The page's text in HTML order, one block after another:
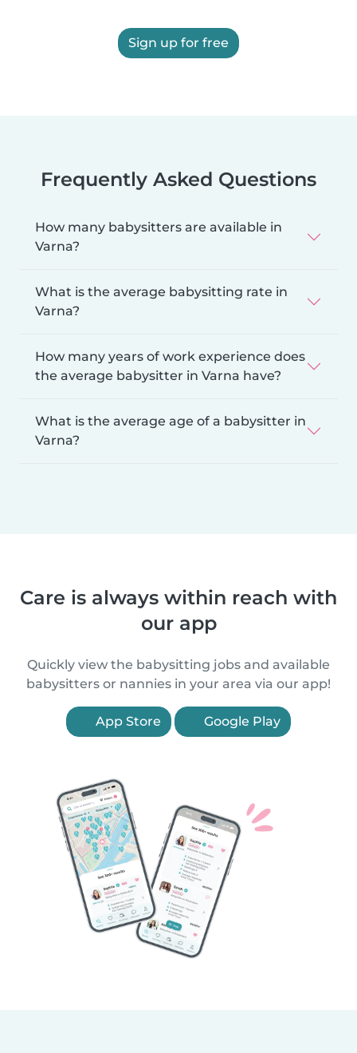
Sign up for free
Frequently Asked Questions
How many babysitters are available in
Varna?
What is the average babysitting rate in
Varna?
How many years of work experience does
the average babysitter in Varna have?
What is the average age of a babysitter in
Varna?
Care is always within reach with
our app
Quickly view the babysitting jobs and available
babysitters or nannies in your area via our app!
App Store Google Play